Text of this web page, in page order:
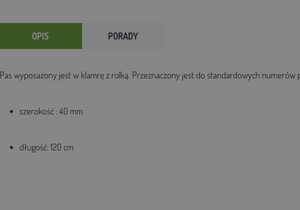
OPIS PORADY
Pas wyposażony jest w klamrę z rolką. Przeznaczony jest do standardowych numerów
szerokość: 40 mm
długość: 120 cm